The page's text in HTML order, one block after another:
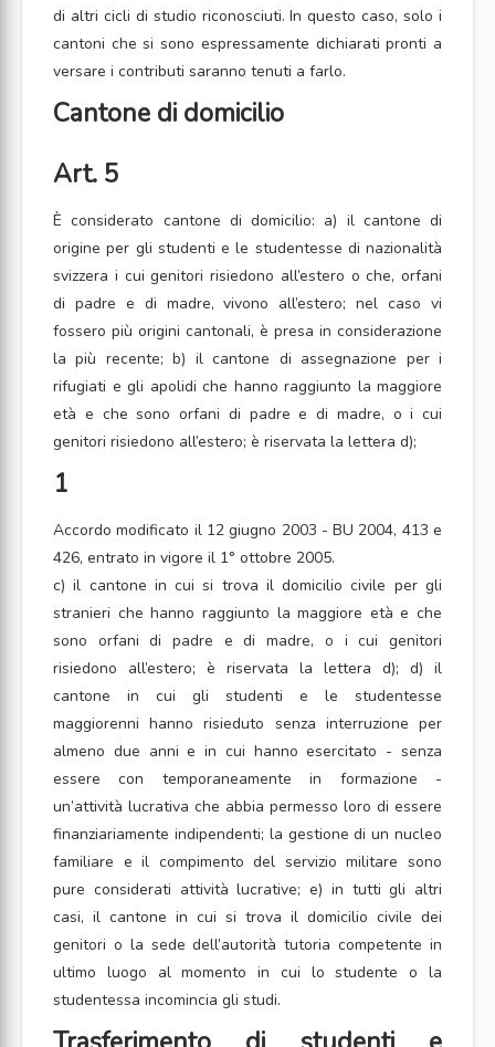
di altri cicli di studio riconosciuti. In questo caso, solo i
cantoni che si sono espressamente dichiarati pronti a
versare i contributi saranno tenuti a farlo.
Cantone di domicilio
Art. 5
È considerato cantone di domicilio: a) il cantone di
origine per gli studenti e le studentesse di nazionalità
svizzera i cui genitori risiedono all’estero o che, orfani
di padre e di madre, vivono all’estero; nel caso vi
fossero più origini cantonali, è presa in considerazione
la più recente; b) il cantone di assegnazione per i
rifugiati e gli apolidi che hanno raggiunto la maggiore
età e che sono orfani di padre e di madre, o i cui
genitori risiedono all’estero; è riservata la lettera d);
1
Accordo modificato il 12 giugno 2003 - BU 2004, 413 e
426, entrato in vigore il 1° ottobre 2005.
c) il cantone in cui si trova il domicilio civile per gli
stranieri che hanno raggiunto la maggiore età e che
sono orfani di padre e di madre, o i cui genitori
risiedono all’estero; è riservata la lettera d); d) il
cantone in cui gli studenti e le studentesse
maggiorenni hanno risieduto senza interruzione per
almeno due anni e in cui hanno esercitato - senza
essere con temporaneamente in formazione -
un’attività lucrativa che abbia permesso loro di essere
finanziariamente indipendenti; la gestione di un nucleo
familiare e il compimento del servizio militare sono
pure considerati attività lucrative; e) in tutti gli altri
casi, il cantone in cui si trova il domicilio civile dei
genitori o la sede dell’autorità tutoria competente in
ultimo luogo al momento in cui lo studente o la
studentessa incomincia gli studi.